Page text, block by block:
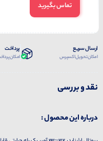
تماس بگیرید
ارسال سریع
امکان تحویل اکسپرس
پرداخت
امکان
نقد و بررسی
درباره این محصول :